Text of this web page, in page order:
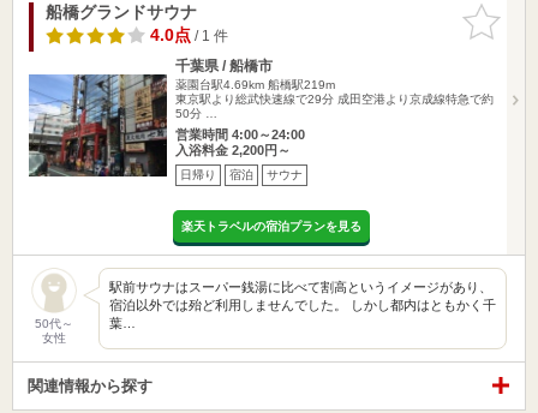
お気に入
りに追加
船橋グランドサウナ
4.0点/ 1 件
千葉県 / 船橋市
薬園台駅4.69km 船橋駅219m
東京駅より総武快速線で29分 成田空港より京成線特急で約
50分 …
営業時間 4:00～24:00
入浴料金 2,200円～
日帰り 宿泊 サウナ
楽天トラベルの宿泊プランを見る
50代～
女性
駅前サウナはスーパー銭湯に比べて割高というイメージがあり、
宿泊以外では殆ど利用しませんでした。 しかし都内はともかく千
葉…
関連情報から探す